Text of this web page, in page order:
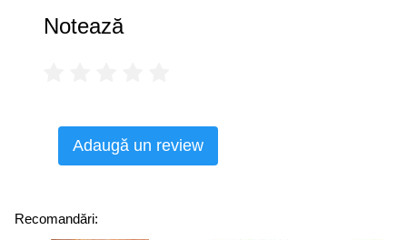
Notează
Adaugă un review
Recomandări: